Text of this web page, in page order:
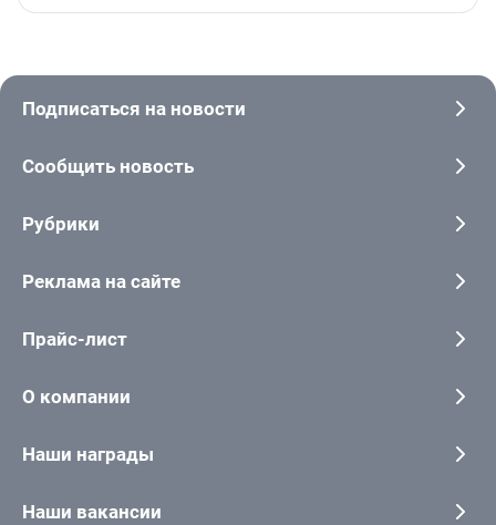
Подписаться на новости
Сообщить новость
Рубрики
Реклама на сайте
Прайс-лист
О компании
Наши награды
Наши вакансии